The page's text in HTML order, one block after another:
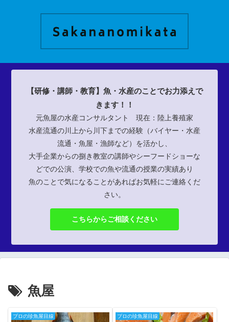
【研修・講師・教育】魚・水産のことでお力添えで
きます！！
元魚屋の水産コンサルタント 現在：陸上養殖家
水産流通の川上から川下までの経験（バイヤー・水産
流通・魚屋・漁師など）を活かし、
大手企業からの捌き教室の講師やシーフードショーな
どでの公演、学校での魚や流通の授業の実績あり
魚のことで気になることがあればお気軽にご連絡くだ
さい。
こちらからご相談ください
魚屋
プロの珍魚屋目線 プロの珍魚屋目線